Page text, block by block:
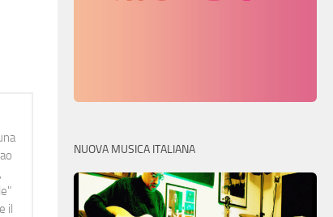
il
NUOVA MUSICA ITALIANA